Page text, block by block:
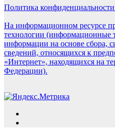
Политика
На информационном ресурсе
технологии (информационные
информации на основе сбора,
сведений, относящихся к
«Интернет», находящихся на
Федерации).